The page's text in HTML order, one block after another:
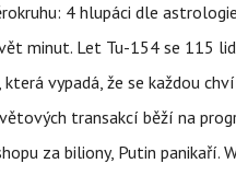
4 hlupáci dle astrologie
minut. Let Tu-154 se 115
která vypadá, že se každou
transakcí běží na
za biliony, Putin panikaří.